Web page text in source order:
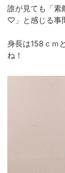
誰が見ても「
♡」と感じる事
身長は158ｃｍ
ね！